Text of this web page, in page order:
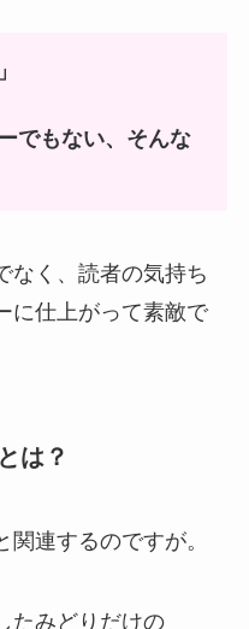
でもない、そんな
なく、読者の気持ち
に仕上がって素敵で
は？
連するのですが。
たみどりだけの